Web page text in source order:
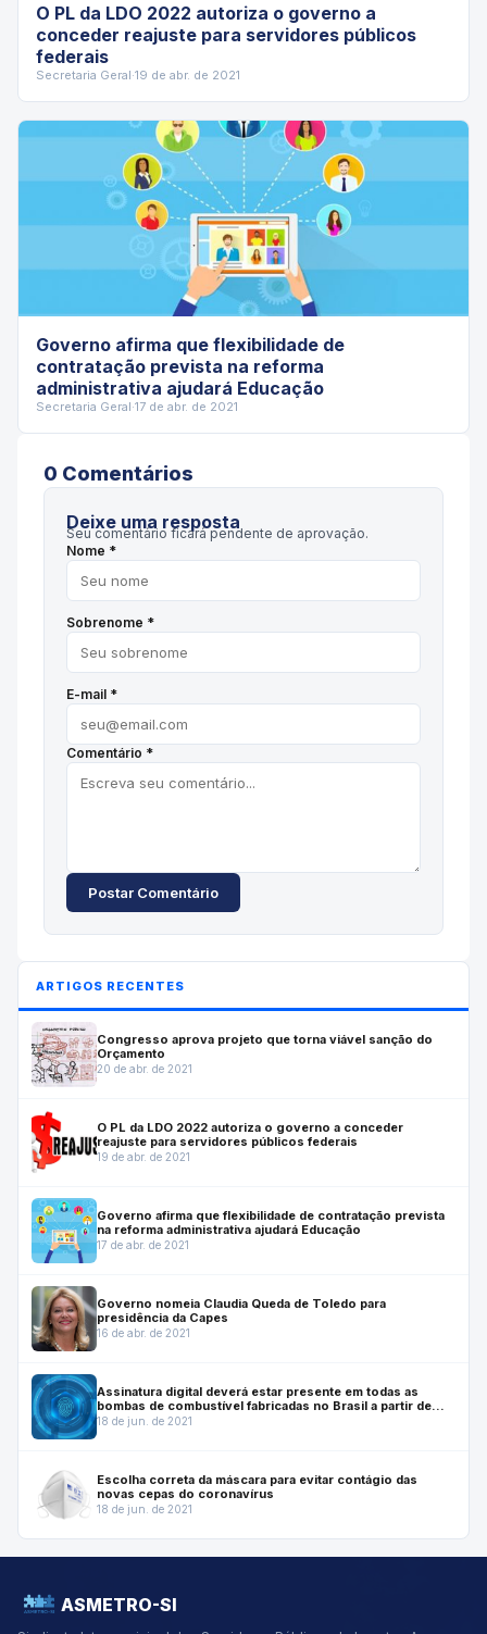
O PL da LDO 2022 autoriza o governo a
conceder reajuste para servidores públicos
federais
Secretaria Geral·19 de abr. de 2021
Governo afirma que flexibilidade de
contratação prevista na reforma
administrativa ajudará Educação
Secretaria Geral·17 de abr. de 2021
0 Comentários
Deixe uma resposta
Seu comentário ficará pendente de aprovação.
Nome *
Sobrenome *
E-mail *
Comentário *
Postar Comentário
ARTIGOS RECENTES
Congresso aprova projeto que torna viável sanção do
Orçamento
20 de abr. de 2021
O PL da LDO 2022 autoriza o governo a conceder
reajuste para servidores públicos federais
19 de abr. de 2021
Governo afirma que flexibilidade de contratação prevista
na reforma administrativa ajudará Educação
17 de abr. de 2021
Governo nomeia Claudia Queda de Toledo para
presidência da Capes
16 de abr. de 2021
Assinatura digital deverá estar presente em todas as
bombas de combustível fabricadas no Brasil a partir de
julho de 2022
18 de jun. de 2021
Escolha correta da máscara para evitar contágio das
novas cepas do coronavírus
18 de jun. de 2021
ASMETRO-SI